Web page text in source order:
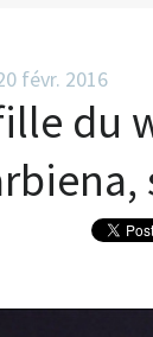
févr. 2016
du